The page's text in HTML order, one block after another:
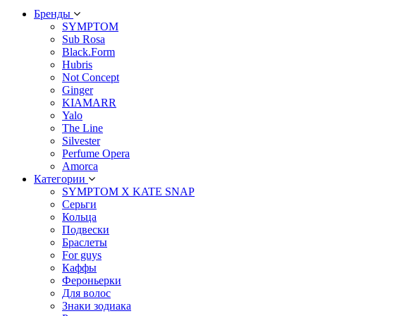
Бренды
SYMPTOM
Sub Rosa
Black.Form
Hubris
Not Concept
Ginger
KIAMARR
Yalo
The Line
Silvester
Perfume Opera
Amorca
Категории
SYMPTOM X KATE SNAP
Серьги
Кольца
Подвески
Браслеты
For guys
Каффы
Фероньерки
Для волос
Знаки зодиака